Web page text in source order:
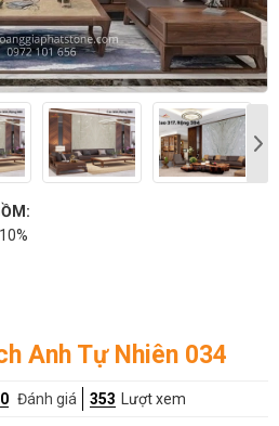
Anh Tự Nhiên 034
0 Đánh giá 353 Lượt xem